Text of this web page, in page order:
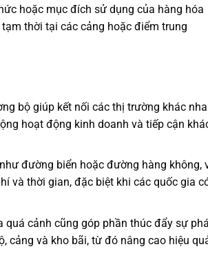
hoặc mục đích sử dụng của hàng hóa
thời tại các cảng hoặc điểm trung
bộ giúp kết nối các thị trường khác
hoạt động kinh doanh và tiếp cận
đường biển hoặc đường hàng không,
và thời gian, đặc biệt khi các quốc gia
quá cảnh cũng góp phần thúc đẩy sự
cảng và kho bãi, từ đó nâng cao hiệu